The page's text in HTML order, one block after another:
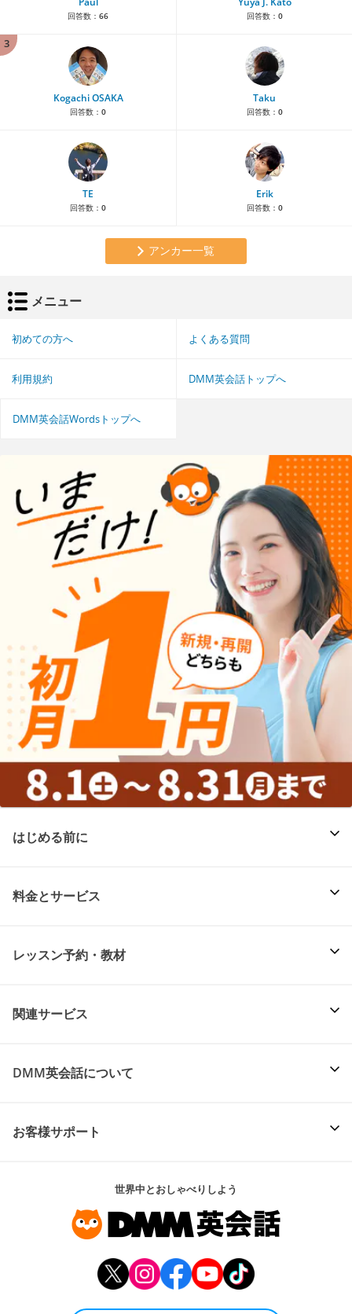
回答数： 66 回答数： 0
3
Kogachi OSAKA
回答数： 0
Taku
回答数： 0
TE
回答数： 0
Erik
回答数： 0
アンカー一覧
メニュー
初めての方へ よくある質問
利用規約 DMM英会話トップへ
DMM英会話Wordsトップへ
はじめる前に
料金とサービス
レッスン予約・教材
関連サービス
DMM英会話について
お客様サポート
世界中とおしゃべりしよう